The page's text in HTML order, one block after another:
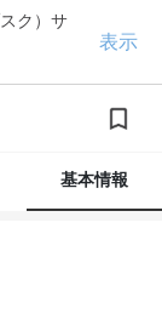
ク）サ
表示
基本情報